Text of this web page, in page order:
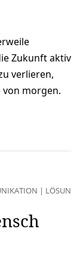
Zukunft aktiv
verlieren,
von morgen.
|